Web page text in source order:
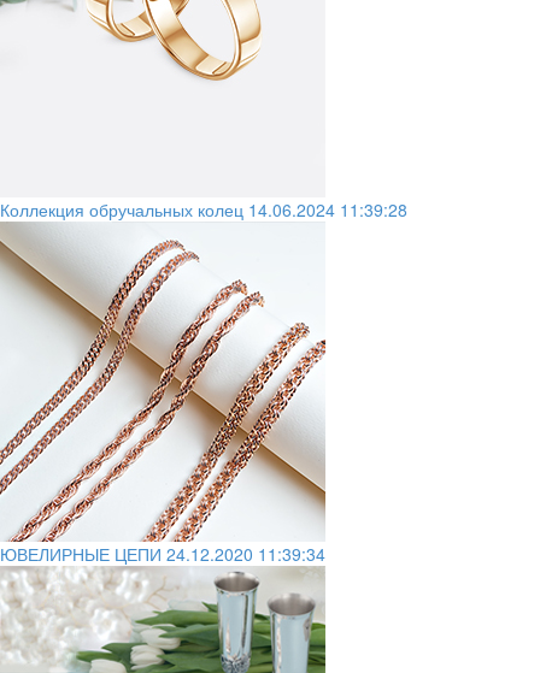
Коллекция обручальных колец 14.06.2024 11:39:28
ЮВЕЛИРНЫЕ ЦЕПИ 24.12.2020 11:39:34